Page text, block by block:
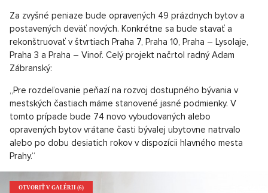
Za zvyšné peniaze bude opravených 49 prázdnych bytov a
postavených deväť nových. Konkrétne sa bude stavať a
rekonštruovať v štvrtiach Praha 7, Praha 10, Praha – Lysolaje,
Praha 3 a Praha – Vinoř. Celý projekt načrtol radný Adam
Zábranský:
„Pre rozdeľovanie peňazí na rozvoj dostupného bývania v
mestských častiach máme stanovené jasné podmienky. V
tomto prípade bude 74 novo vybudovaných alebo
opravených bytov vrátane časti bývalej ubytovne natrvalo
alebo po dobu desiatich rokov v dispozícii hlavného mesta
Prahy.“
OTVORIŤ V GALÉRII (6)